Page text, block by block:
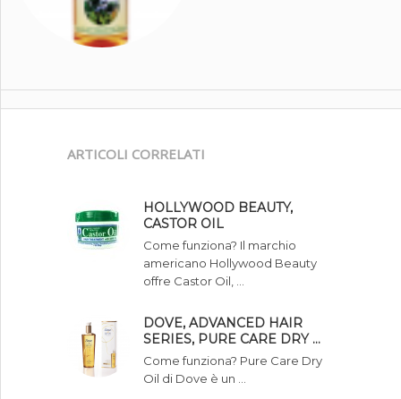
ARTICOLI CORRELATI
HOLLYWOOD BEAUTY,
CASTOR OIL
Come funziona? Il marchio
americano Hollywood Beauty
offre Castor Oil, …
DOVE, ADVANCED HAIR
SERIES, PURE CARE DRY …
Come funziona? Pure Care Dry
Oil di Dove è un …